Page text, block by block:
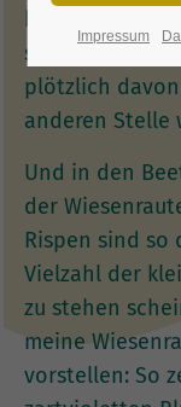
sekundenlang
plötzlich
anderen Stelle
Und in den
der
Rispen sind so
Vielzahl der
zu stehen
meine
vorstellen: So
Impressum